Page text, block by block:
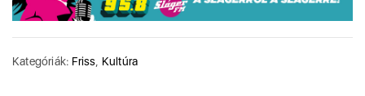
Kategóriák: Friss Kultúra